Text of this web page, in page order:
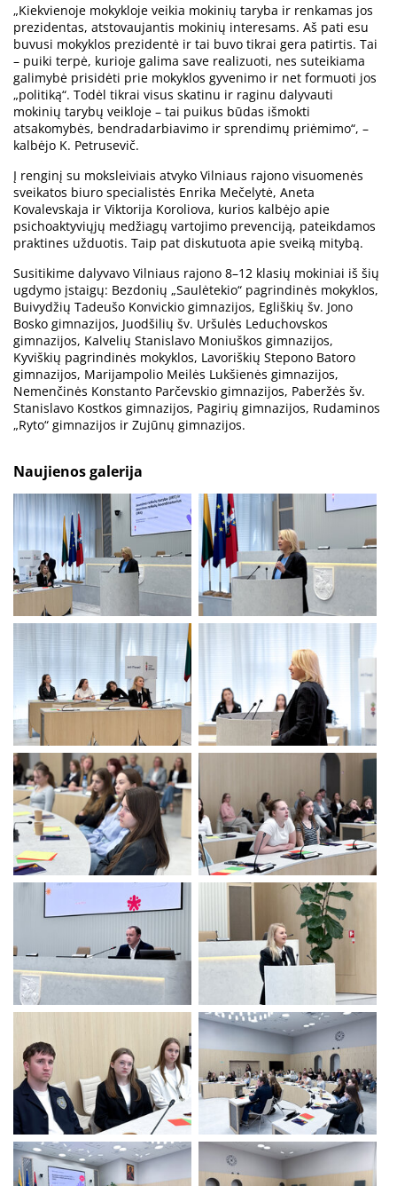
„Kiekvienoje mokykloje veikia mokinių taryba ir renkamas jos
prezidentas, atstovaujantis mokinių interesams. Aš pati esu
buvusi mokyklos prezidentė ir tai buvo tikrai gera patirtis. Tai
– puiki terpė, kurioje galima save realizuoti, nes suteikiama
galimybė prisidėti prie mokyklos gyvenimo ir net formuoti jos
„politiką“. Todėl tikrai visus skatinu ir raginu dalyvauti
mokinių tarybų veikloje – tai puikus būdas išmokti
atsakomybės, bendradarbiavimo ir sprendimų priėmimo“, –
kalbėjo K. Petrusevič.
Į renginį su moksleiviais atvyko Vilniaus rajono visuomenės
sveikatos biuro specialistės Enrika Mečelytė, Aneta
Kovalevskaja ir Viktorija Koroliova, kurios kalbėjo apie
psichoaktyviųjų medžiagų vartojimo prevenciją, pateikdamos
praktines užduotis. Taip pat diskutuota apie sveiką mitybą.
Susitikime dalyvavo Vilniaus rajono 8–12 klasių mokiniai iš šių
ugdymo įstaigų: Bezdonių „Saulėtekio“ pagrindinės mokyklos,
Buivydžių Tadeušo Konvickio gimnazijos, Egliškių šv. Jono
Bosko gimnazijos, Juodšilių šv. Uršulės Leduchovskos
gimnazijos, Kalvelių Stanislavo Moniuškos gimnazijos,
Kyviškių pagrindinės mokyklos, Lavoriškių Stepono Batoro
gimnazijos, Marijampolio Meilės Lukšienės gimnazijos,
Nemenčinės Konstanto Parčevskio gimnazijos, Paberžės šv.
Stanislavo Kostkos gimnazijos, Pagirių gimnazijos, Rudaminos
„Ryto“ gimnazijos ir Zujūnų gimnazijos.
Naujienos galerija